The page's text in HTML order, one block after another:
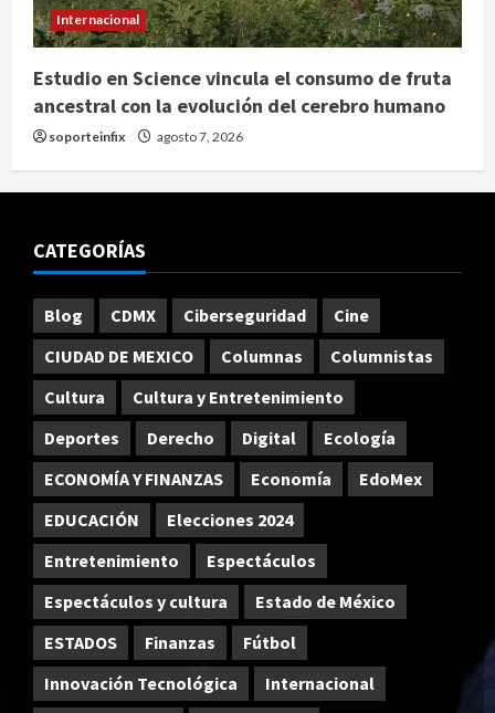
Internacional
Estudio en Science vincula el consumo de fruta
ancestral con la evolución del cerebro humano
soporteinfix agosto 7, 2026
CATEGORÍAS
Blog CDMX Ciberseguridad
Cine
CIUDAD DE MEXICO
Columnas
Columnistas
Cultura
Cultura y Entretenimiento
Deportes
Derecho Digital
Ecología
ECONOMÍA Y FINANZAS
Economía
EdoMex
EDUCACIÓN
Elecciones 2024
Entretenimiento
Espectáculos
Espectáculos y cultura
Estado de México
ESTADOS
Finanzas
Fútbol
Innovación Tecnológica
Internacional